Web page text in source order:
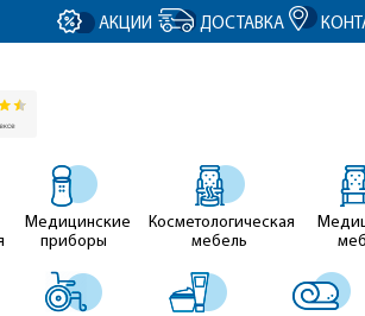
= clientID; });
АКЦИИ ДОСТАВКА
Медицинские
приборы
Косметологическая
мебель